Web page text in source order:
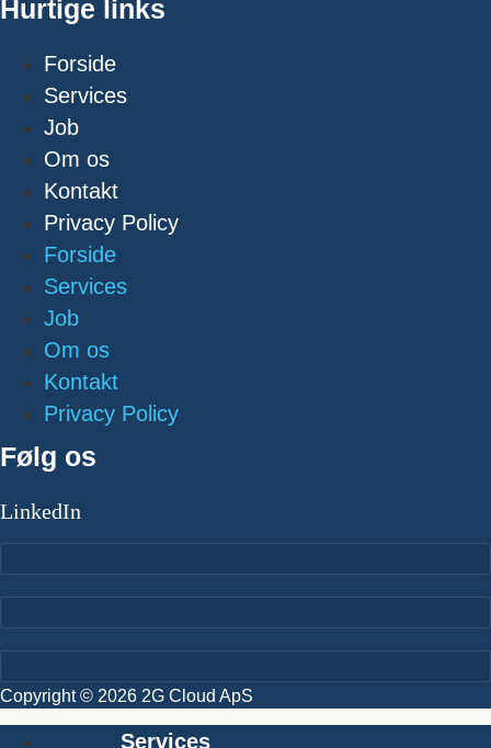
Hurtige links
Forside
Services
Job
Om os
Kontakt
Privacy Policy
Forside
Services
Job
Om os
Kontakt
Privacy Policy
Følg os
LinkedIn
Copyright © 2026 2G Cloud ApS
Services